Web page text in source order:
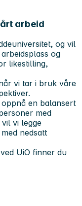
arbeid
og vil
og
likestilling,
vi tar i bruk våre
en balansert
med
vil vi legge
nedsatt
UiO finner du